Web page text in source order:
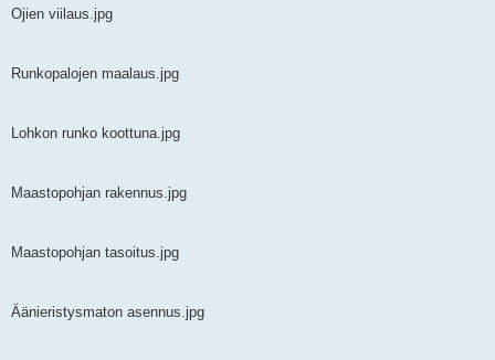
Ojien viilaus.jpg
Runkopalojen maalaus.jpg
Lohkon runko koottuna.jpg
Maastopohjan rakennus.jpg
Maastopohjan tasoitus.jpg
Äänieristysmaton asennus.jpg